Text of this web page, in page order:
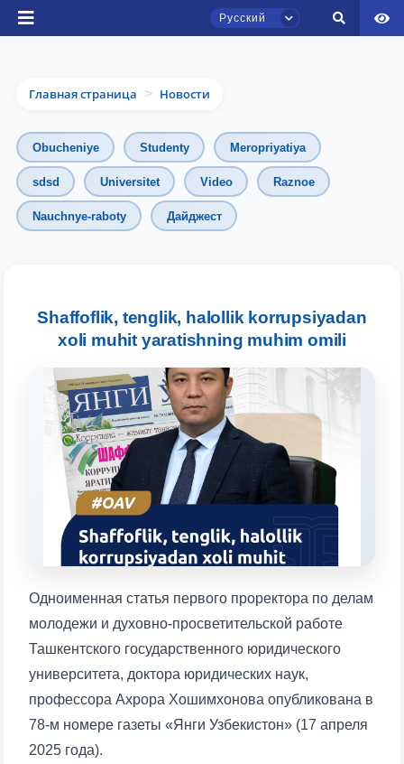
Русский
Главная страница > Новости
Obucheniye Studenty Meropriyatiya
sdsd Universitet Video Raznoe
Nauchnye-raboty Дайджест
Shaffoflik, tenglik, halollik korrupsiyadan
xoli muhit yaratishning muhim omili
Одноименная статья первого проректора по делам
молодежи и духовно-просветительской работе
Ташкентского государственного юридического
университета, доктора юридических наук,
профессора Ахрора Хошимхонова опубликована в
78-м номере газеты «Янги Узбекистон» (17 апреля
2025 года).
Чат приёмной комиссии ТГЮУ
Онлайн
Оставляйте здесь свои обращения по
Выберите тему — затем появятся
конкретные вопросы:
1. Документы (бакалавр) (5)
3. Собеседование (бакалавр) (8)
6. Онлайн-заявки (15) 7. Колл-центр (4)